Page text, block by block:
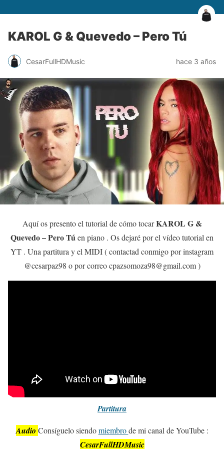
KAROL G & Quevedo – Pero Tú
CesarFullHDMusic hace 3 años
Aquí os presento el tutorial de cómo tocarKAROL G &
Quevedo – Pero Túen piano . Os dejaré por el vídeo tutorial en
YT . Una partitura y el MIDI ( contactad conmigo por instagram
@cesarpaz98 o por correo cpazsomoza98@gmail.com )
Partitura
Audio Consíguelo siendomiembrode mi canal de YouTube :
CesarFullHDMusic